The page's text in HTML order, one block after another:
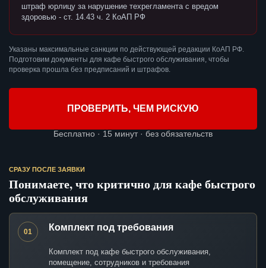
штраф юрлицу за нарушение техрегламента с вредом
здоровью - ст. 14.43 ч. 2 КоАП РФ
Указаны максимальные санкции по действующей редакции КоАП РФ.
Подготовим документы для кафе быстрого обслуживания, чтобы
проверка прошла без предписаний и штрафов.
ПРОВЕРИТЬ, ЧЕМ РИСКУЮ
Бесплатно · 15 минут · без обязательств
СРАЗУ ПОСЛЕ ЗАЯВКИ
Понимаете, что критично для кафе быстрого
обслуживания
01 Комплект под требования
Комплект под кафе быстрого обслуживания,
помещение, сотрудников и требования